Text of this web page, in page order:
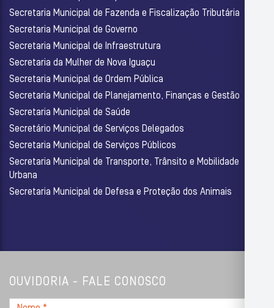
Secretaria Municipal de Fazenda e Fiscalização Tributária
Secretaria Municipal de Governo
Secretaria Municipal de Infraestrutura
Secretaria da Mulher de Nova Iguaçu
Secretaria Municipal de Ordem Pública
Secretaria Municipal de Planejamento, Finanças e Gestão
Secretaria Municipal de Saúde
Secretário Municipal de Serviços Delegados
Secretaria Municipal de Serviços Públicos
Secretaria Municipal de Transporte, Trânsito e Mobilidade
Urbana
Secretaria Municipal de Defesa e Proteção dos Animais
OUVIDORIA - FALE CONOSCO
Nome